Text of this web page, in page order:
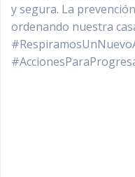
y segura. La
ordenando nuestra